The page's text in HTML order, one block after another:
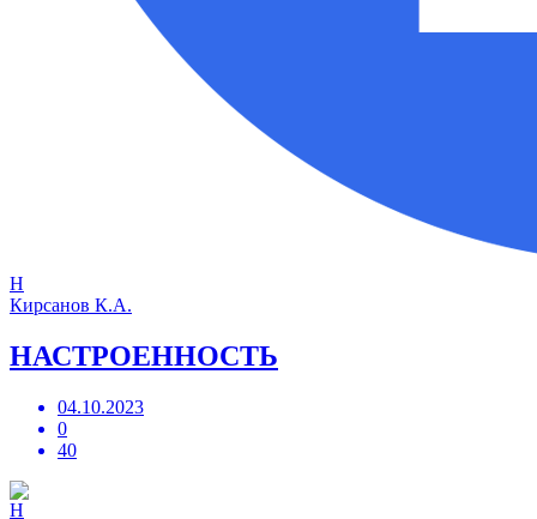
Н
Кирсанов К.А.
НАСТРОЕННОСТЬ
04.10.2023
0
40